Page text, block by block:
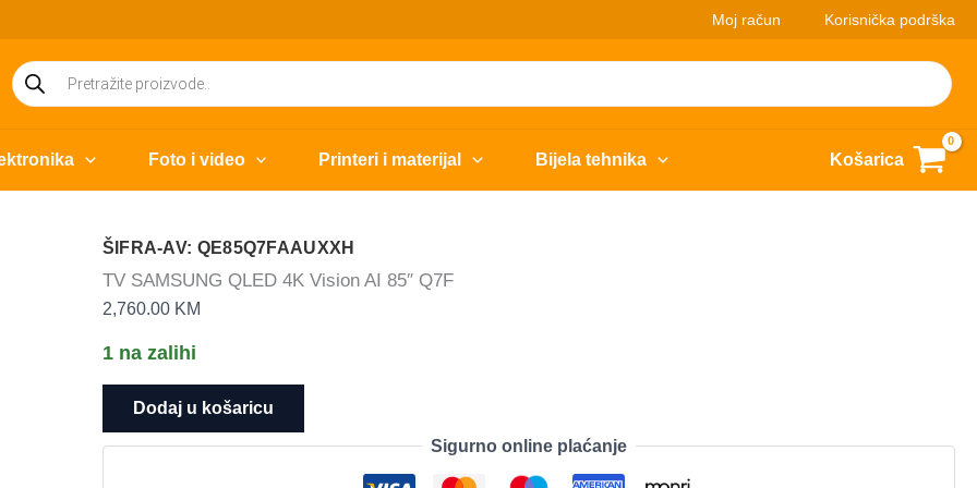
Moj račun Korisnička podrška
Products
search
Foto i video Printeri i materijal Bijela tehnika Košarica
ŠIFRA-AV: QE85Q7FAAUXXH
TV SAMSUNG QLED 4K Vision AI 85″ Q7F
2,760.00 KM
1 na zalihi
QLED
Dodaj u košaricu
Sigurno online plaćanje